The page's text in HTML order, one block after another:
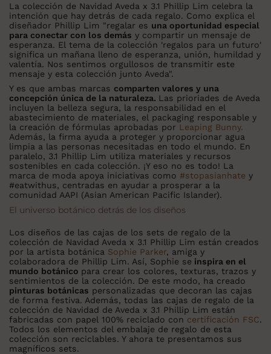
La colección de Navidad Aveda x 3.1 Phillip Lim celebra la
intención que hay detrás de cada regalo. Como explica el
diseñador Phillip Lim "regalar es una oportunidad especial
para conectar con los demás y compartir un mensaje de
esperanza. El tema de la colección 'regalos para un futuro'
significa un mañana lleno de esperanza, unión, humildad y
valentía. Nos sentimos orgullosos de transmitir este
mensaje y esta colección junto Aveda".
Y es que ambas marcas comparten valores y una
concepción única de la naturaleza. Las prioriades de Aveda
incluyen la belleza segura, la responsabilidad en el
abastecimiento de materiales, el packaging responsable y
la creación de fórmulas aprobadas por Leaping Bunny.
Además, la firma ayuda a proteger y proporcionar agua
limpia a las personas necesitadas en todo el mundo. En
paralelo, 3.1 Phillip Lim utiliza materiales y recursos
sostenibles en cada colección. ¡Y eso no es todo! La
marca de moda apoya iniciativas como #stopasianhate y
#eatwithus, centradas en ayudar a prosperar a la
comunidad AAPI (Asian American Pacific Islander).
El universo botánico detrás de los diseños
Los diseños de las cajas de los sets de regalo de la
colección de Navidad Aveda x 3.1 Phillip Lim están creados
por la artista botánica Sophie Parker, amiga y
colaboradora de Phillip Lim. Así, Sophie se inspira en el
mundo botánico para crear los colores, texturas, trazos y
sentimientos de la colección. De este modo, ha creado
pinturas botánicas personalizadas que decoran las cajas
de forma festiva. Además, todas las cajas de regalo de la
colección de Navidad de Aveda x 3.1 Phillip Lim están
fabricadas con papel 100% reciclado con certificación FSC.
Todos los elementos del embalaje de regalo de esta
colección son reciclables. Y ahora te presentamos sus
magníficos sets.